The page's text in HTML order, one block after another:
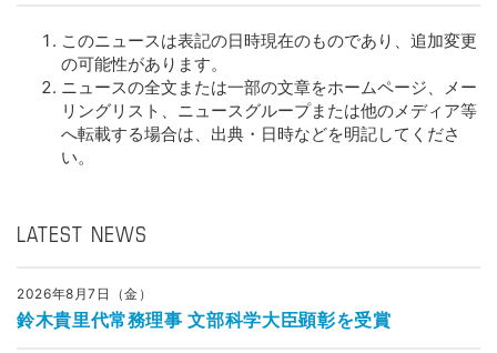
このニュースは表記の日時現在のものであり、追加変更
の可能性があります。
ニュースの全文または一部の文章をホームページ、メー
リングリスト、ニュースグループまたは他のメディア等
へ転載する場合は、出典・日時などを明記してくださ
い。
LATEST NEWS
2026年8月7日（金）
鈴木貴里代常務理事 文部科学大臣顕彰を受賞